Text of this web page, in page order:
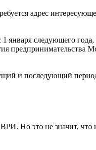
адрес
января следующего
предпринимательства
и последующий
Но это не значит, что